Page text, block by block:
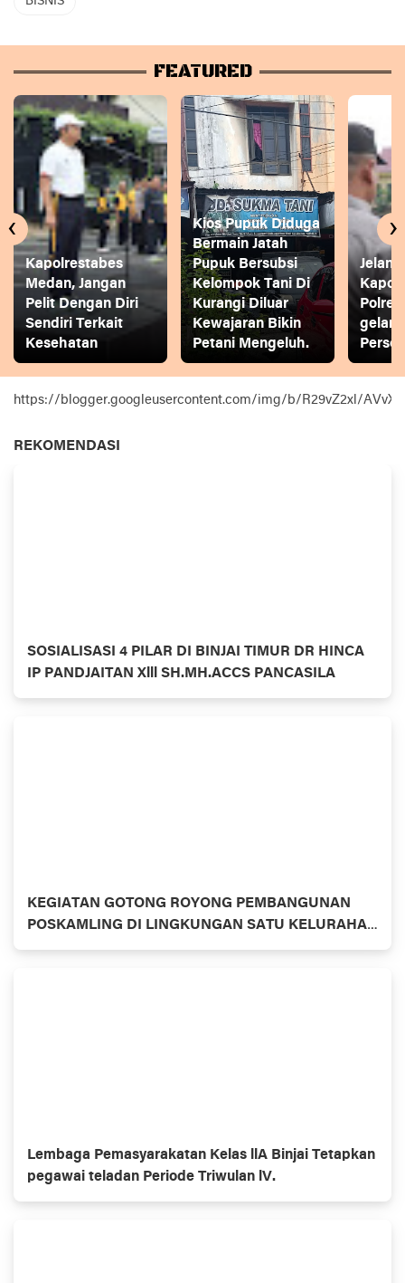
FEATURED
Kapolrestabes
Medan, Jangan
Pelit Dengan Diri
Sendiri Terkait
Kesehatan
Kios Pupuk Diduga
Bermain Jatah
Pupuk Bersubsi
Kelompok Tani Di
Kurangi Diluar
Kewajaran Bikin
Petani Mengeluh.
gelar
‹ ›
https://blogger.googleusercontent.com/img/b/R29vZ2xl/
REKOMENDASI
SOSIALISASI 4 PILAR DI BINJAI TIMUR DR HINCA
IP PANDJAITAN Xlll SH.MH.ACCS PANCASILA
KEGIATAN GOTONG ROYONG PEMBANGUNAN
POSKAMLING DI LINGKUNGAN SATU KELURAHAN
TANAH TINGGI KECAMATAN BINJAI TIMUR
Lembaga Pemasyarakatan Kelas llA Binjai Tetapkan
pegawai teladan Periode Triwulan lV.